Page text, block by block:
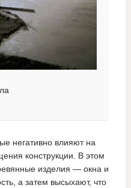
негативно влияют на
конструкции. В этом
изделия — окна и
а затем высыхают, что